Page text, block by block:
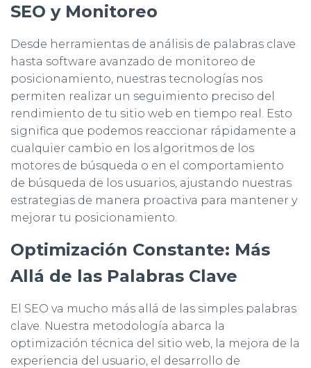
SEO y Monitoreo
Desde herramientas de análisis de palabras clave
hasta software avanzado de monitoreo de
posicionamiento, nuestras tecnologías nos
permiten realizar un seguimiento preciso del
rendimiento de tu sitio web en tiempo real. Esto
significa que podemos reaccionar rápidamente a
cualquier cambio en los algoritmos de los
motores de búsqueda o en el comportamiento
de búsqueda de los usuarios, ajustando nuestras
estrategias de manera proactiva para mantener y
mejorar tu posicionamiento.
Optimización Constante: Más
Allá de las Palabras Clave
El SEO va mucho más allá de las simples palabras
clave. Nuestra metodología abarca la
optimización técnica del sitio web, la mejora de la
experiencia del usuario, el desarrollo de